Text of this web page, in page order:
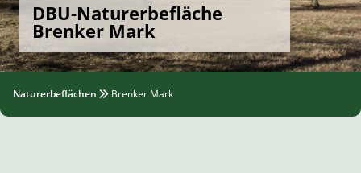
DBU-Naturerbefläche
Brenker Mark
Naturerbeflächen Brenker Mark